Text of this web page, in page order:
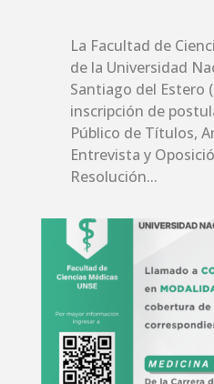
La Facultad de
de la Universidad
Santiago del Estero
inscripción de
Público de Títulos,
Entrevista y
Resolución...